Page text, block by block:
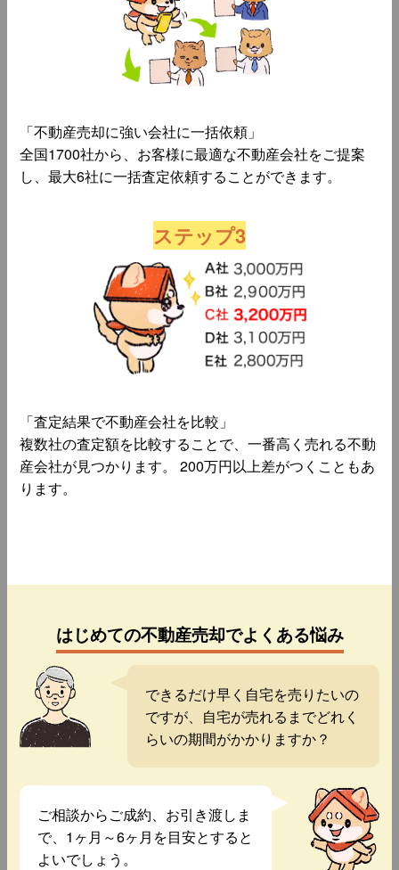
「不動産売却に強い会社に一括依頼」
全国1700社から、お客様に最適な不動産会社をご提案
し、最大6社に一括査定依頼することができます。
ステップ3
「査定結果で不動産会社を比較」
複数社の査定額を比較することで、一番高く売れる不動
産会社が見つかります。 200万円以上差がつくこともあ
ります。
はじめての不動産売却でよくある悩み
できるだけ早く自宅を売りたいの
ですが、自宅が売れるまでどれく
らいの期間がかかりますか？
ご相談からご成約、お引き渡しま
で、1ヶ月～6ヶ月を目安とすると
よいでしょう。